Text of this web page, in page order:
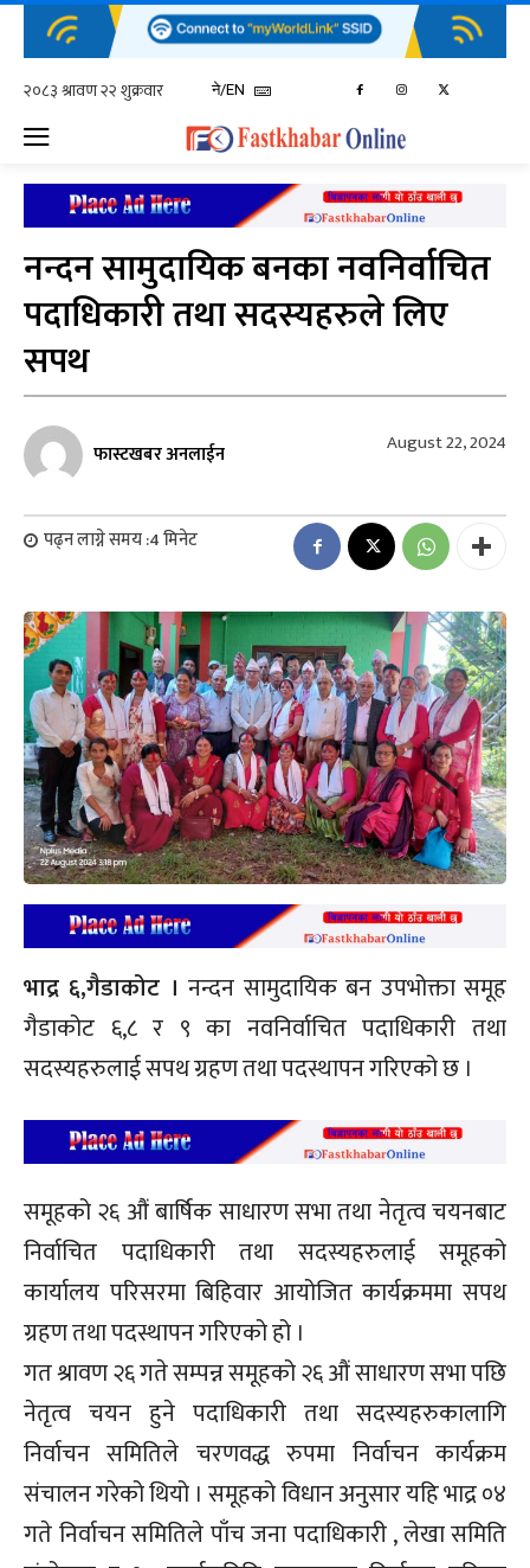
ने/EN
नन्दन सामुदायिक बनका नवनिर्वाचित
पदाधिकारी तथा सदस्यहरुले लिए
सपथ
फास्टखबर अनलाईन August 22, 2024
पढ्न लाग्ने समय :4मिनेट
भाद्र ६,गैडाकोट । नन्दन सामुदायिक बन उपभोक्ता समूह
गैडाकोट ६,८ र ९ का नवनिर्वाचित पदाधिकारी तथा
सदस्यहरुलाई सपथ ग्रहण तथा पदस्थापन गरिएको छ ।
समूहको २६ औं बार्षिक साधारण सभा तथा नेतृत्व चयनबाट
निर्वाचित पदाधिकारी तथा सदस्यहरुलाई समूहको
कार्यालय परिसरमा बिहिवार आयोजित कार्यक्रममा सपथ
ग्रहण तथा पदस्थापन गरिएको हो ।
गत श्रावण २६ गते सम्पन्न समूहको २६ औं साधारण सभा पछि
नेतृत्व चयन हुने पदाधिकारी तथा सदस्यहरुकालागि
निर्वाचन समितिले चरणवद्ध रुपमा निर्वाचन कार्यक्रम
संचालन गरेको थियो । समूहको विधान अनुसार यहि भाद्र ०४
गते निर्वाचन समितिले पाँच जना पदाधिकारी , लेखा समिति